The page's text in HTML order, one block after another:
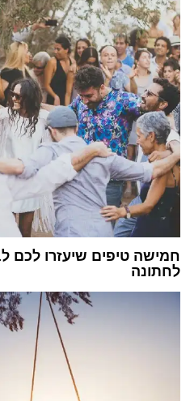
חמישה טיפים שיעזרו לכם
לחתונה